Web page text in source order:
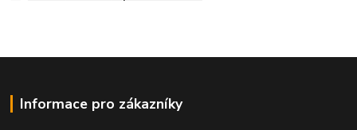
Informace pro zákazníky